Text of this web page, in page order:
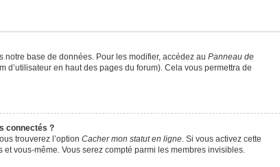
base de données. Pour les modifier, accédez au Panneau de
en haut des pages du forum). Cela vous permettra de
connectés ?
trouverez l’option Cacher mon statut en ligne. Si vous activez cette
vous-même. Vous serez compté parmi les membres invisibles.